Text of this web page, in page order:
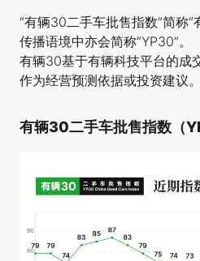
“有辆30二手车批售指数”简称
传播语境中亦会简称“YP30”。
有辆30基于有辆科技平台的成
作为经营预测依据或投资建议。
有辆30二手车批售指数（